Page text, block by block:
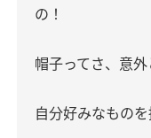
の！
帽子ってさ、意外
自分好みなもの